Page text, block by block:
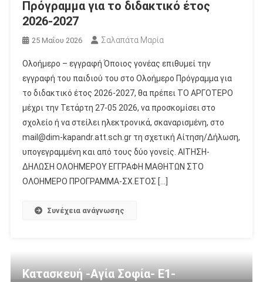
Πρόγραμμα για το διδακτικό έτος
2026-2027
25 Μαΐου 2026 Σαλαπάτα Μαρία
Ολοήμερο – εγγραφή Όποιος γονέας επιθυμεί την
εγγραφή του παιδιού του στο Ολοήμερο Πρόγραμμα για
το διδακτικό έτος 2026-2027, θα πρέπει ΤΟ ΑΡΓΟΤΕΡΟ
μέχρι την Τετάρτη 27-05 2026, να προσκομίσει στο
σχολείο ή να στείλει ηλεκτρονικά, σκαναρισμένη, στο
mail@dim-kapandr.att.sch.gr τη σχετική Αίτηση/Δήλωση,
υπογεγραμμένη και από τους δύο γονείς. ΑΙΤΗΣΗ-
ΔΗΛΩΣΗ ΟΛΟΗΜΕΡΟΥ ΕΓΓΡΑΦΗ ΜΑΘΗΤΩΝ ΣΤΟ
ΟΛΟΗΜΕΡΟ ΠΡΟΓΡΑΜΜΑ-ΣΧ.ΕΤΟΣ […]
Συνέχεια ανάγνωσης
Κατασκευή -Αγία Σοφία- Ε1-